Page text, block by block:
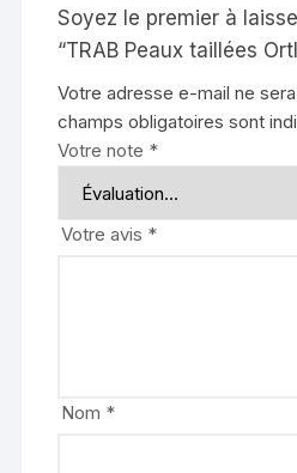
Soyez le premier à
“TRAB Peaux taillées
Votre adresse e-mail ne
champs obligatoires sont
Votre note *
Votre avis *
Nom *